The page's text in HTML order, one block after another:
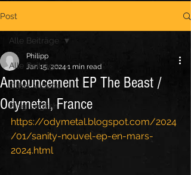
Post
Alle Beiträge
Other Videos
Blog English
Alle Beiträge
Announcement EP The Beast /
Odymetal, France
Philipp
Jan 15, 2024 1 min read
https://odymetal.blogspot.com/2024
/01/sanity-nouvel-ep-en-mars-
2024.html